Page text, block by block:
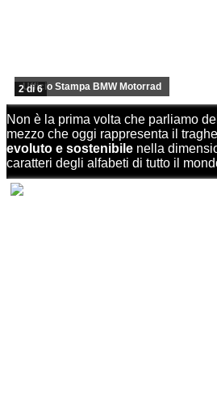
Ufficio Stampa BMW Motorrad
2 di 6
Non è la prima volta che parliamo
mezzo che oggi rappresenta il
evoluto e sostenibile nella
caratteri degli alfabeti di tutto il